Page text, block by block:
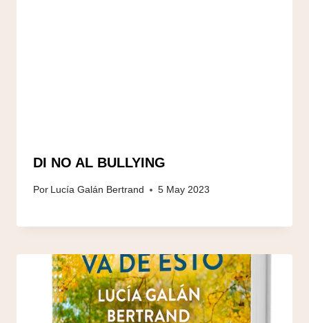
DI NO AL BULLYING
Por Lucía Galán Bertrand 5 May 2023